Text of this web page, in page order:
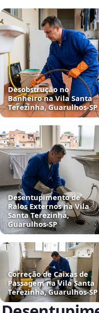
Desobstrução no
Banheiro na Vila Santa
Terezinha, Guarulhos‑SP
Desentupimento de
Ralos Externos na Vila
Santa Terezinha,
Guarulhos‑SP
Correção de Caixas de
Passagem na Vila Santa
Terezinha, Guarulhos‑SP